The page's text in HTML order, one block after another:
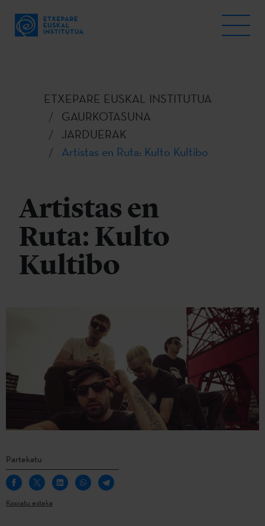
ETXEPARE EUSKAL INSTITUTUA
GAURKOTASUNA
JARDUERAK
Artistas en Ruta: Kulto Kultibo
Artistas en
Ruta: Kulto
Kultibo
Partekatu
Kopiatu esteka